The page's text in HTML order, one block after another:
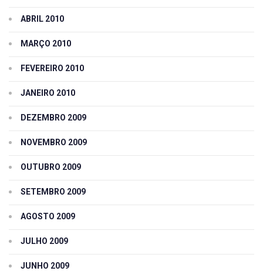
ABRIL 2010
MARÇO 2010
FEVEREIRO 2010
JANEIRO 2010
DEZEMBRO 2009
NOVEMBRO 2009
OUTUBRO 2009
SETEMBRO 2009
AGOSTO 2009
JULHO 2009
JUNHO 2009